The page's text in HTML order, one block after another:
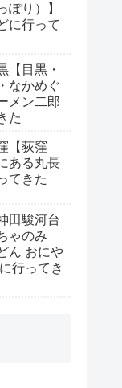
ぽり）】
に行って
【目黒・
なかめぐ
メン二郎
た
【荻窪
ある丸長
てきた
田駿河台
ゃのみ
ん おにや
行ってき